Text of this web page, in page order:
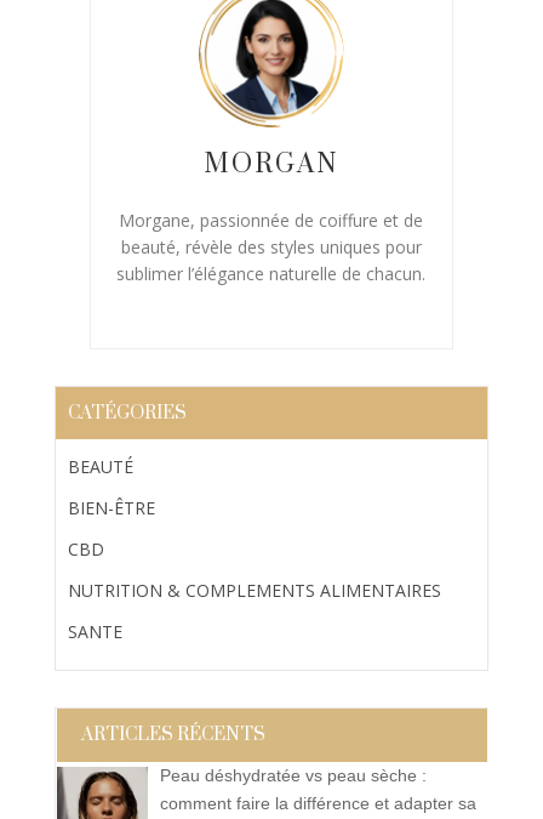
MORGAN
Morgane, passionnée de coiffure et de
beauté, révèle des styles uniques pour
sublimer l’élégance naturelle de chacun.
CATÉGORIES
BEAUTÉ
BIEN-ÊTRE
CBD
NUTRITION & COMPLEMENTS ALIMENTAIRES
SANTE
ARTICLES RÉCENTS
Peau déshydratée vs peau sèche :
comment faire la différence et adapter sa